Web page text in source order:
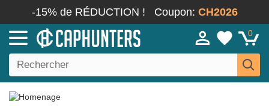
-15% de RÉDUCTION ! Coupon: CH2026
0